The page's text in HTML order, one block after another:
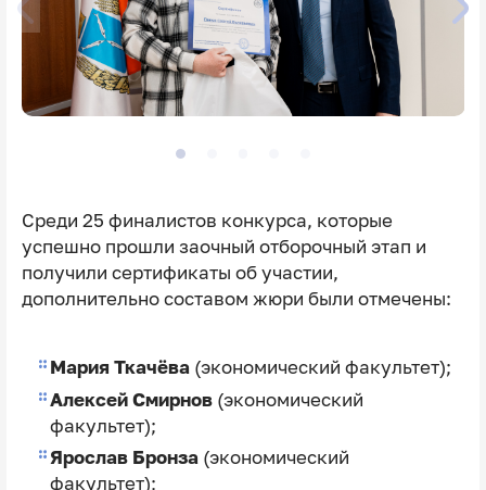
Среди 25 финалистов конкурса, которые
успешно прошли заочный отборочный этап и
получили сертификаты об участии,
дополнительно составом жюри были отмечены:
Мария Ткачёва(экономический факультет);
Алексей Смирнов(экономический
факультет);
Ярослав Бронза(экономический
факультет);